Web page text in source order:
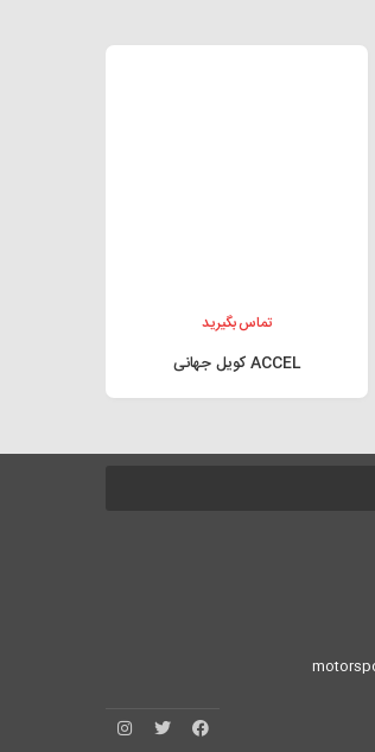
تماس بگیرید
ACCEL کویل جهانی